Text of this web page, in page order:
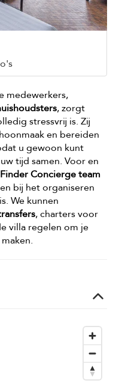
medewerkers,
, zorgt
stressvrij is. Zij
en bereiden
u gewoon kunt
tijd samen. Voor en
Concierge team
bij het organiseren
We kunnen
, charters voor
villa regelen om je